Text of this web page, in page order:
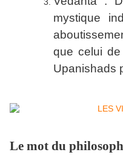
mystique
que celui
Upanishads
Le mot du